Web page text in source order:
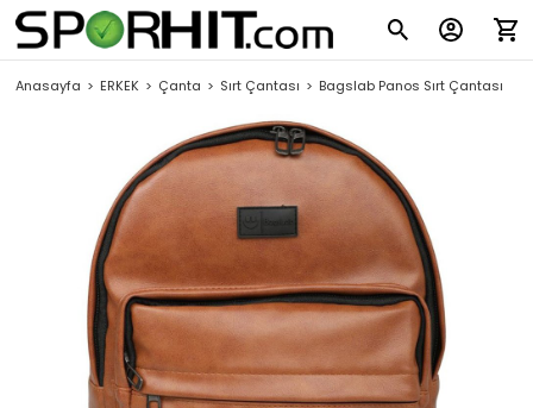
Anasayfa ERKEK Çanta Sırt Çantası Bagslab Panos Sırt Çantası